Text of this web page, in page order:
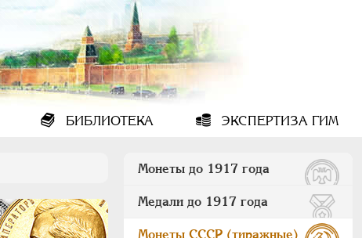
БИБЛИОТЕКА ЭКСПЕРТИЗА ГИМ
Монеты до 1917 года
Медали до 1917 года
Монеты СССР (тиражные)